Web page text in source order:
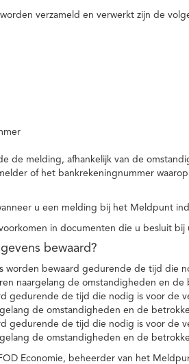
verzameld en verwerkt zijn de
de melding, afhankelijk van de
of het bankrekeningnummer
u een melding bij het Meldpunt
in documenten die u besluit
bewaard?
worden bewaard gedurende de tijd die
naargelang de omstandigheden en
gedurende de tijd die nodig is voor de
de omstandigheden en de
gedurende de tijd die nodig is voor de
de omstandigheden en de
Economie, beheerder van het